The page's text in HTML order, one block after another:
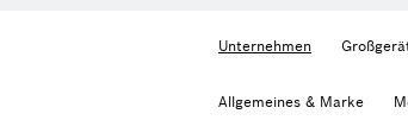
Unternehmen
Allgemeines & Marke